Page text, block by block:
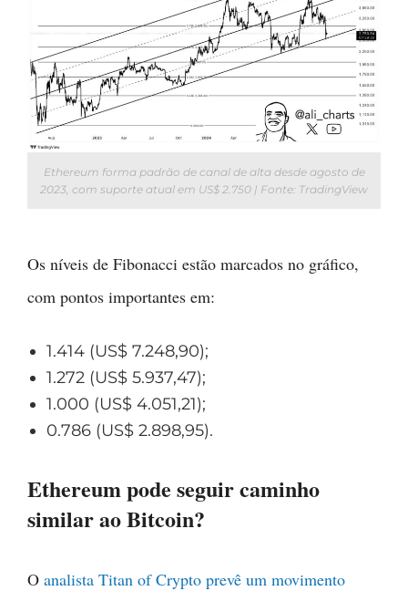
Ethereum forma padrão de canal de alta desde agosto de
2023, com suporte atual em US$ 2.750 | Fonte: TradingView
Os níveis de Fibonacci estão marcados no gráfico,
com pontos importantes em:
1.414 (US$ 7.248,90);
1.272 (US$ 5.937,47);
1.000 (US$ 4.051,21);
0.786 (US$ 2.898,95).
Ethereum pode seguir caminho
similar ao Bitcoin?
O analista Titan of Crypto prevê um movimento